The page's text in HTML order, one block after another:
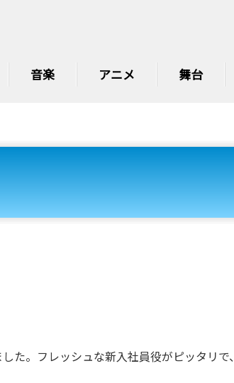
音楽 アニメ 舞台
。フレッシュな新入社員役がピッタリで、